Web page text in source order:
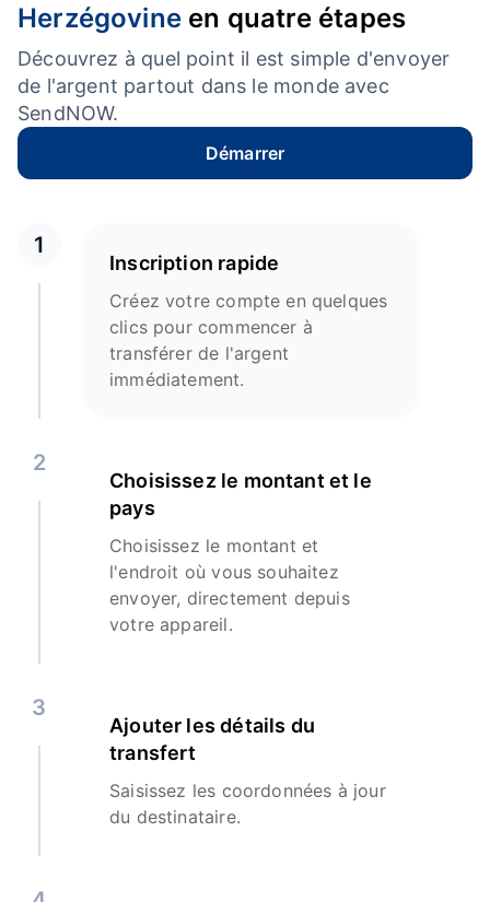
Herzégovineen quatre étapes
Découvrez à quel point il est simple d'envoyer
de l'argent partout dans le monde avec
SendNOW.
Démarrer
1
Inscription rapide
Créez votre compte en quelques
clics pour commencer à
transférer de l'argent
immédiatement.
2
Choisissez le montant et le
pays
Choisissez le montant et
l'endroit où vous souhaitez
envoyer, directement depuis
votre appareil.
3
Ajouter les détails du
transfert
Saisissez les coordonnées à jour
du destinataire.